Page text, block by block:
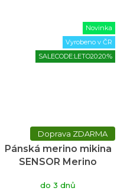
Novinka
Vyrobeno v ČR
SALECODE:LETO20:20:%
ZDARMA
Pánská merino mikina
SENSOR Merino
do 3 dnů